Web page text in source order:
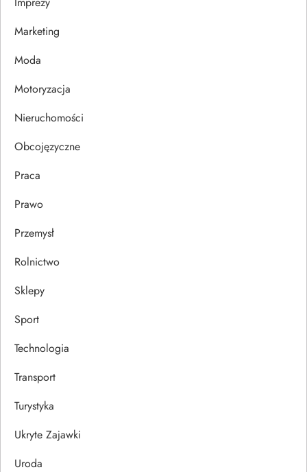
Marketing
Moda
Motoryzacja
Nieruchomości
Obcojęzyczne
Praca
Prawo
Przemysł
Rolnictwo
Sklepy
Sport
Technologia
Transport
Turystyka
Ukryte Zajawki
Uroda